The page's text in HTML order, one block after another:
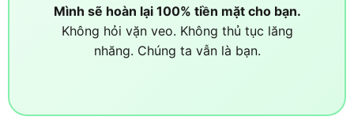
Mình sẽ hoàn lại 100% tiền mặt cho bạn.
Không hỏi vặn veo. Không thủ tục lăng
nhăng. Chúng ta vẫn là bạn.